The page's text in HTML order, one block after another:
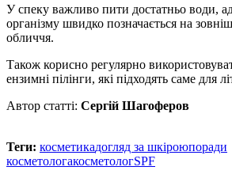
У спеку важливо пити достатньо води,
організму швидко позначається на
обличчя.
Також корисно регулярно
ензимні пілінги, які підходять саме для
Автор статті: Сергій Шагоферов
Теги: косметикадогляд за шкіроюпоради
косметологакосметологSPF